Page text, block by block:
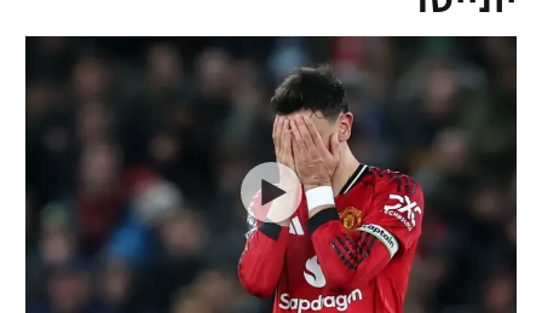
VOD
רץ ברשת
ליגיונרים
גביע המדינה
נבחרת ישראל
מכבי חיפה
בית"ר ירושלים
מכבי תל אביב
ליגה אנגלית
ליגה גרמנית
ליגה ספרדית
ליגה איטלקית
ליגה צרפתית
ליגה לאומית
כדורסל נשים
מכבי תל אביב
הפועל חולון
הפועל ירושלים
כדורסל עולמי
יורוליג
יורוקאפ
ענפים נוספים
כדוריד
כדורעף